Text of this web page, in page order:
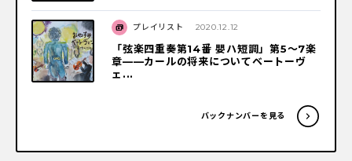
プレイリスト 2020.12.12
「弦楽四重奏第14番 嬰ハ短調」第5〜7楽
章——カールの将来についてベートーヴ
ェ...
バックナンバーを見る